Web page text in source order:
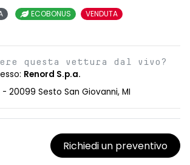
ECOBONUS
VENDUTA
questa vettura dal vivo?
Renord S.p.a.
- 20099 Sesto San Giovanni, MI
Richiedi un preventivo